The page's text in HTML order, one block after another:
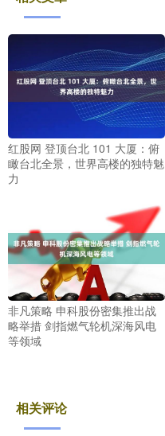
红股网 登顶台北 101 大厦：俯
瞰台北全景，世界高楼的独特魅
力
非凡策略 申科股份密集推出战
略举措 剑指燃气轮机深海风电
等领域
相关评论